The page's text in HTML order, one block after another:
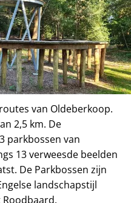
van Oldeberkoop.
2,5 km. De
parkbossen van
13 verweesde beelden
De Parkbossen zijn
landschapstijl